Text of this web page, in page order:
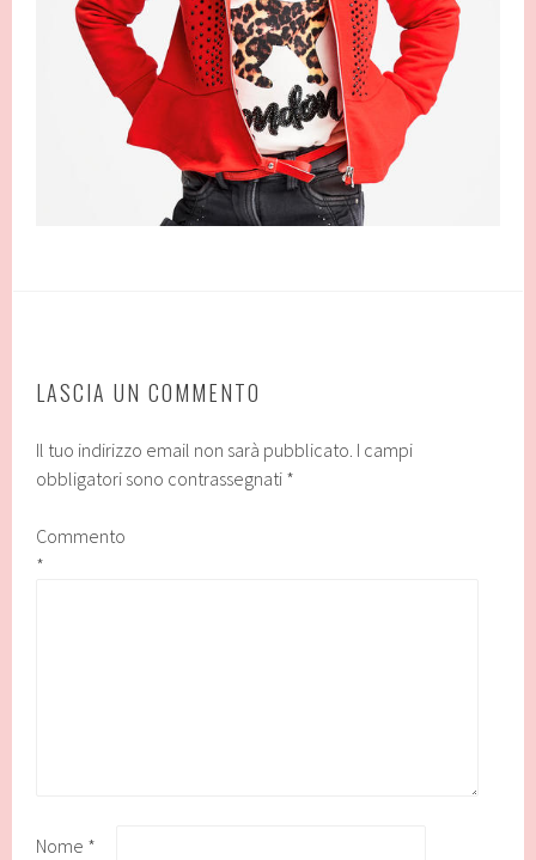
LASCIA UN COMMENTO
Il tuo indirizzo email non sarà pubblicato. I campi
obbligatori sono contrassegnati *
Commento
*
Nome *